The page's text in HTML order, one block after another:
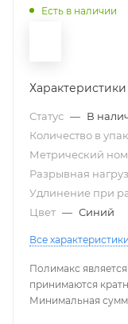
Есть в наличии
Характеристики
Статус — В
Количество в
Метрический
Разрывная
Удлинение при
Цвет — Синий
Все характеристики
Полимакс
принимаются
Минимальная